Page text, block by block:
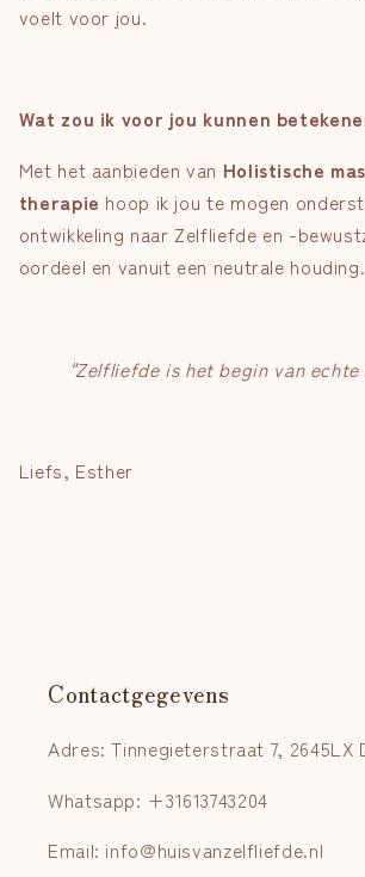
voelt voor jou.
Wat zou ik voor jou kunnen
Met het aanbieden van Holistische
therapie hoop ik jou te mogen
ontwikkeling naar Zelfliefde en -
oordeel en vanuit een neutrale houding.
"Zelfliefde is het begin van
Liefs, Esther
Contactgegevens
Adres: Tinnegieterstraat 7, 2645LX
Whatsapp: +31613743204
Email: info@huisvanzelfliefde.nl